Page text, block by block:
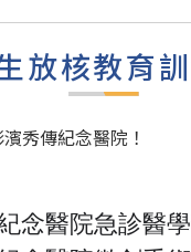
核教育訓
醫院急診醫